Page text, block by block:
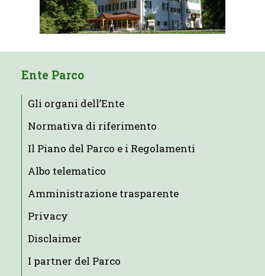
Ente Parco
Gli organi dell’Ente
Normativa di riferimento
Il Piano del Parco e i Regolamenti
Albo telematico
Amministrazione trasparente
Privacy
Disclaimer
I partner del Parco